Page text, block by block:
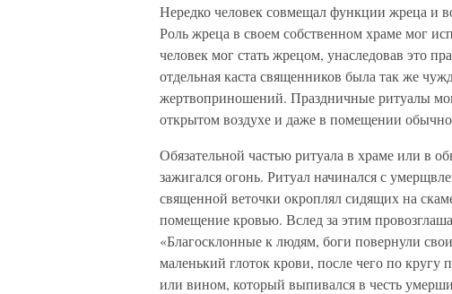
Нередко человек совмещал функции жреца и
Роль жреца в своем собственном храме мог
человек мог стать жрецом, унаследовав это
отдельная каста священников была так же
жертвоприношений. Праздничные ритуалы
открытом воздухе и даже в помещении
Обязательной частью ритуала в храме или в
зажигался огонь. Ритуал начинался с
священной веточки окроплял сидящих на
помещение кровью. Вслед за этим
«Благосклонные к людям, боги повернули
маленький глоток крови, после чего по
или вином, который выпивался в честь